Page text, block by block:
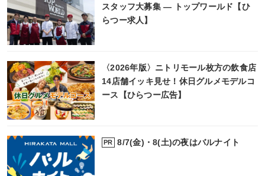
スタッフ大募集 ― トップワールド【ひ
らつー求人】
〈2026年版〉ニトリモール枚方の飲食店
14店舗イッキ見せ！休日グルメモデルコ
ース【ひらつー広告】
PR 8/7(金)・8(土)の夜はバルナイト